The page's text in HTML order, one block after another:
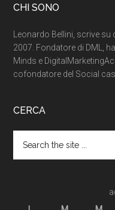
CHI SONO
Leonardo Bellini, scrive su
2007. Fondatore di DML,
Minds e
cofondatore del Social
CERCA